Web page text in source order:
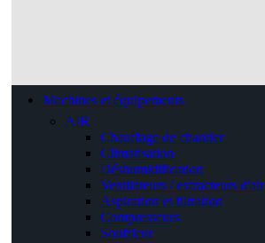
Machines et équipements
AIR
Chauffage de chantier
Climatisation
Déshumidification
Ventilateurs / extracteurs d'air
Aspiration et filtration
Compresseurs
Souffleur